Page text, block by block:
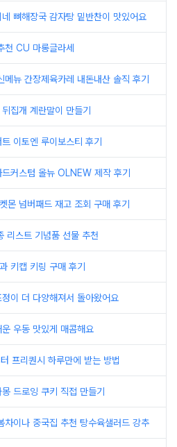
뼈해장국 감자탕 밑반찬이 맛있어요
천 CU 마롱글라세
메뉴 간장제육카레 내돈내산 솔직 후기
집개 계란말이 만들기
이토엔 루이보스티 후기
커스텀 올뉴 OLNEW 제작 후기
몬 넘버패드 재고 조회 구매 후기
리스트 기념품 선물 추천
키캡 키링 구매 후기
이 더 다양해져서 돌아왔어요
우동 맛있게 매콤해요
프리퀀시 하루만에 받는 방법
드로잉 쿠키 직접 만들기
차이나 중국집 추천 탕수육샐러드 강추